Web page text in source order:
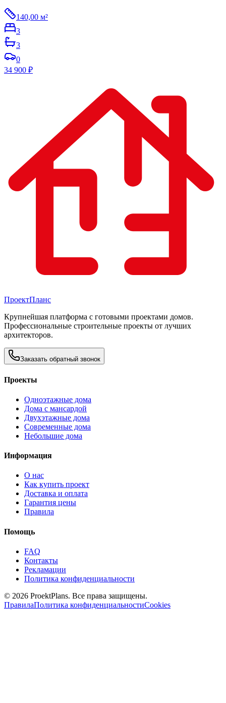
140,00 м²
3
3
0
34 900 ₽
ПроектПланс
Крупнейшая платформа с готовыми проектами домов.
Профессиональные строительные проекты от лучших
архитекторов.
Заказать обратный звонок
Проекты
Одноэтажные дома
Дома с мансардой
Двухэтажные дома
Современные дома
Небольшие дома
Информация
О нас
Как купить проект
Доставка и оплата
Гарантия цены
Правила
Помощь
FAQ
Контакты
Рекламации
Политика конфиденциальности
© 2026 ProektPlans. Все права защищены.
ПравилаПолитика конфиденциальностиCookies